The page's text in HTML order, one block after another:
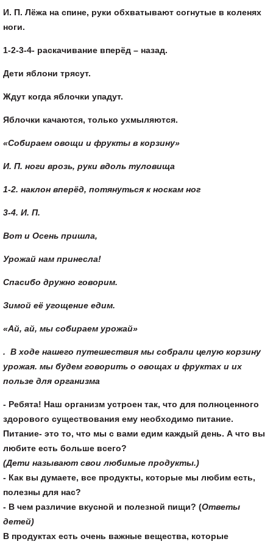
И. П. Лёжа на спине, руки обхватывают согнутые в коленях
ноги.
1-2-3-4- раскачивание вперёд – назад.
Дети яблони трясут.
Ждут когда яблочки упадут.
Яблочки качаются, только ухмыляются.
«Собираем овощи и фрукты в корзину»
И. П. ноги врозь, руки вдоль туловища
1-2. наклон вперёд, потянуться к носкам ног
3-4. И. П.
Вот и Осень пришла,
Урожай нам принесла!
Спасибо дружно говорим.
Зимой её угощение едим.
«Ай, ай, мы собираем урожай»
. В ходе нашего путешествия мы собрали целую корзину
урожая. мы будем говорить о овощах и фруктах и их
пользе для организма
- Ребята! Наш организм устроен так, что для полноценного
здорового существования ему необходимо питание.
Питание- это то, что мы с вами едим каждый день. А что вы
любите есть больше всего?
(Дети называют свои любимые продукты.)
- Как вы думаете, все продукты, которые мы любим есть,
полезны для нас?
- В чем различие вкусной и полезной пищи? (Ответы
детей)
В продуктах есть очень важные вещества, которые